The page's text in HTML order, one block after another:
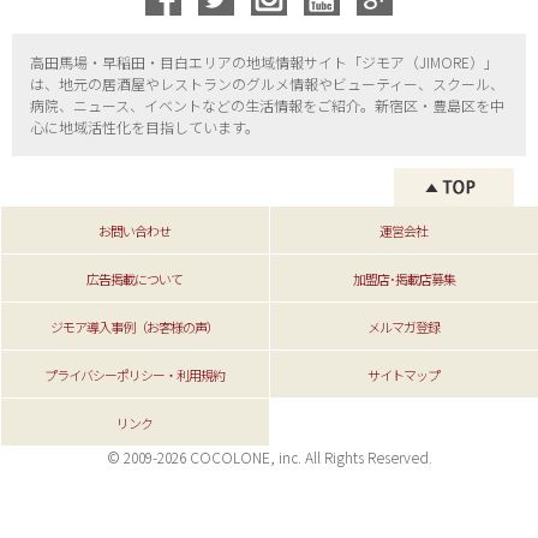
高田馬場・早稲田・目白エリアの地域情報サイト「ジモア（JIMORE）」
は、地元の居酒屋やレストランのグルメ情報やビューティー、
スクール、
病院、ニュース、イベントなどの生活情報をご紹介。新宿区・ 豊島区を中
心に地域活性化を目指しています。
お問い合わせ 運営会社
広告掲載について 加盟店･掲載店募集
ジモア導入事例（お客様の声） メルマガ登録
プライバシーポリシー・利用規約 サイトマップ
リンク
© 2009-2026 COCOLONE, inc. All Rights Reserved.